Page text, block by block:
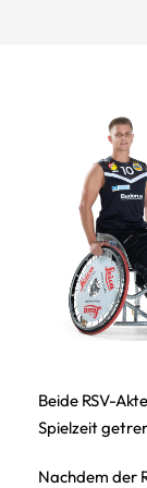
Beide RSV-
Spielzeit
Nachdem der